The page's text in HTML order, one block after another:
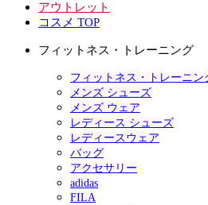
アウトレット
コスメ TOP
フィットネス・トレーニング
フィットネス・トレーニン
メンズ シューズ
メンズ ウェア
レディース シューズ
レディースウェア
バッグ
アクセサリー
adidas
FILA